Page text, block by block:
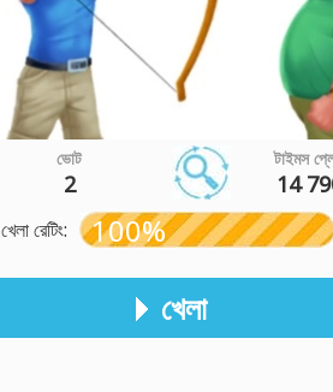
ভোট
2
টাইমস
14
খেলা রেটিং: 100%
খেলা